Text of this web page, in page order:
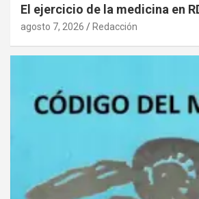
El ejercicio de la medicina en
agosto 7, 2026 Redacción